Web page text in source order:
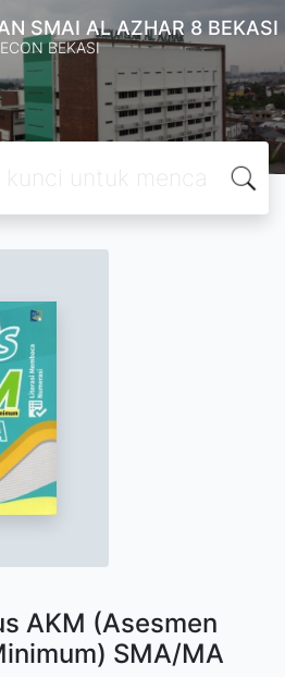
SMAI AL AZHAR 8 BEKASI
BEKASI
AKM (Asesmen
SMA/MA